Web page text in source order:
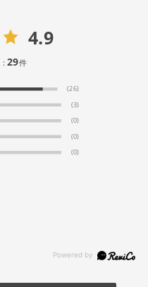
4.9
29件
(26)
(3)
(0)
(0)
(0)